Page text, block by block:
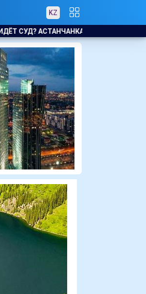
KZ
КОМПЕНСАЦИЮ ЗА УТОНУВШУЮ